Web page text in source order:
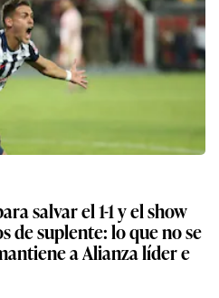
salvar el 1-1 y el show
de suplente: lo que no se
a Alianza líder e